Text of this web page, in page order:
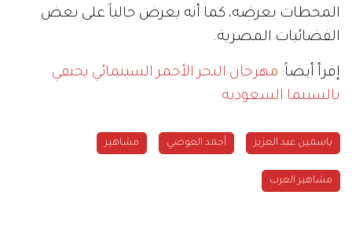
المحطات بعرضه، كما أنه يعرض حالياً على بعض
الفضائيات المصرية.
إقرأ أيضاً: مهرجان البحر الأحمر السينمائي يحتفي
بالسينما السعودية
ياسمين عبد العزيز أحمد العوضي مشاهير
مشاهير العرب